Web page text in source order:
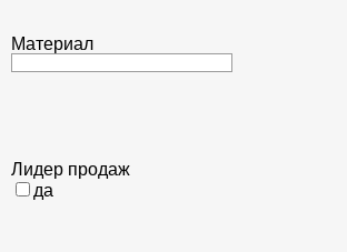
Материал
Лидер продаж
да